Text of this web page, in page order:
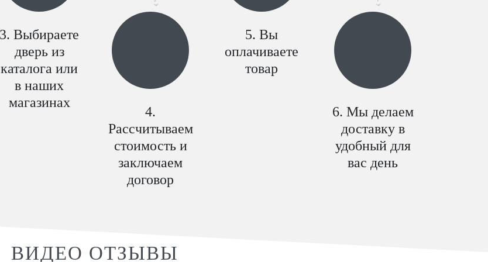
Выбираете
дверь из
каталога или
в наших
магазинах
Рассчитываем
стоимость и
заключаем
договор
Вы
оплачиваете
товар
Мы делаем
доставку в
удобный для
вас день
ВИДЕО ОТЗЫВЫ